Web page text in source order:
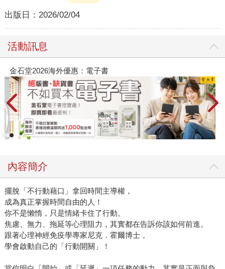
出版日： 2026/02/04
活動訊息
金石堂2026海外優惠：電子書
內容簡介
擺脫「不行動藉口」拿回時間主導權，
成為真正掌握時間自由的人！
你不是懶惰，只是情緒卡住了行動。
焦慮、無力、拖延等心理阻力，其實都在告訴你該如何前進。
跟著心理神經免疫學專家尼克．霍爾博士，
學會啟動自己的「行動開關」！